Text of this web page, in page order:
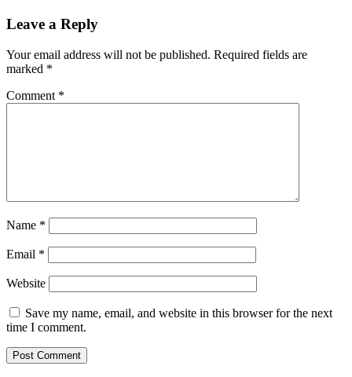
Leave a Reply
Your email address will not be published. Required fields are
marked *
Comment *
Name *
Email *
Website
Save my name, email, and website in this browser for the next
time I comment.